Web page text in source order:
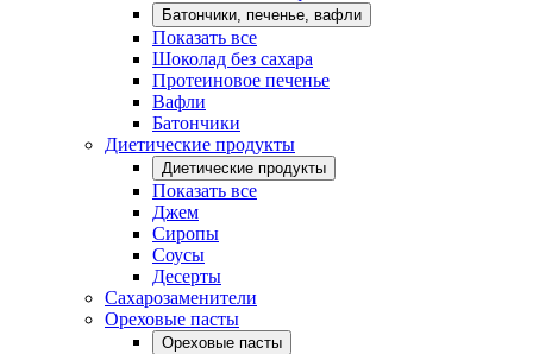
Батончики, печенье, вафли
Показать все
Шоколад без сахара
Протеиновое печенье
Вафли
Батончики
Диетические продукты
Диетические продукты
Показать все
Джем
Сиропы
Соусы
Десерты
Сахарозаменители
Ореховые пасты
Ореховые пасты